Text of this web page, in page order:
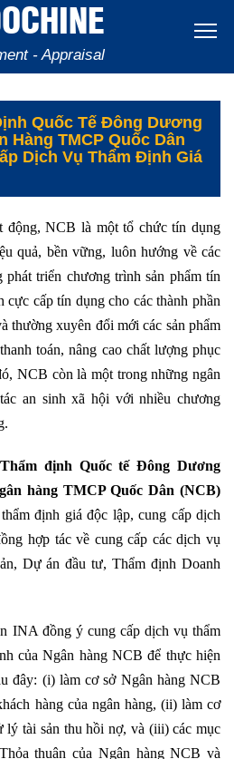
- Appraisal
Quốc Tế Đông Dương
Hàng TMCP Quốc Dân
Dịch Vụ Thẩm Định Giá
NCB là một tổ chức tín dụng
quả, bền vững, luôn hướng về các
phát triển chương trình sản phẩm tín
cấp tín dụng cho các thành phần
thường xuyên đổi mới các sản phẩm
toán, nâng cao chất lượng phục
NCB còn là một trong những ngân
an sinh xã hội với nhiều chương
định Quốc tế Đông Dương
hàng TMCP Quốc Dân (NCB)
định giá độc lập, cung cấp dịch
hợp tác về cung cấp các dịch vụ
Dự án đầu tư, Thẩm định Doanh
INA đồng ý cung cấp dịch vụ thẩm
của Ngân hàng NCB để thực hiện
đây: (i) làm cơ sở Ngân hàng NCB
hàng của ngân hàng, (ii) làm cơ
lý tài sản thu hồi nợ, và (iii) các mục
thuận của Ngân hàng NCB và